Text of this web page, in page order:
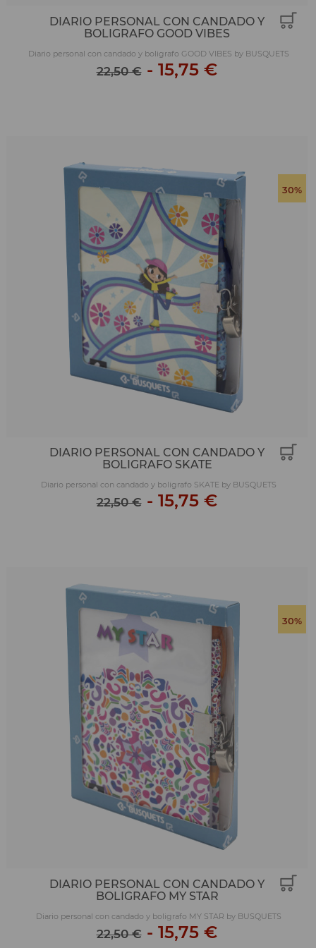
DIARIO PERSONAL CON CANDADO Y
BOLIGRAFO GOOD VIBES
Diario personal con candado y boligrafo GOOD VIBES by BUSQUETS
22,50 €- 15,75 €
30%
DIARIO PERSONAL CON CANDADO Y
BOLIGRAFO SKATE
Diario personal con candado y boligrafo SKATE by BUSQUETS
22,50 €- 15,75 €
30%
DIARIO PERSONAL CON CANDADO Y
BOLIGRAFO MY STAR
Diario personal con candado y boligrafo MY STAR by BUSQUETS
22,50 €- 15,75 €